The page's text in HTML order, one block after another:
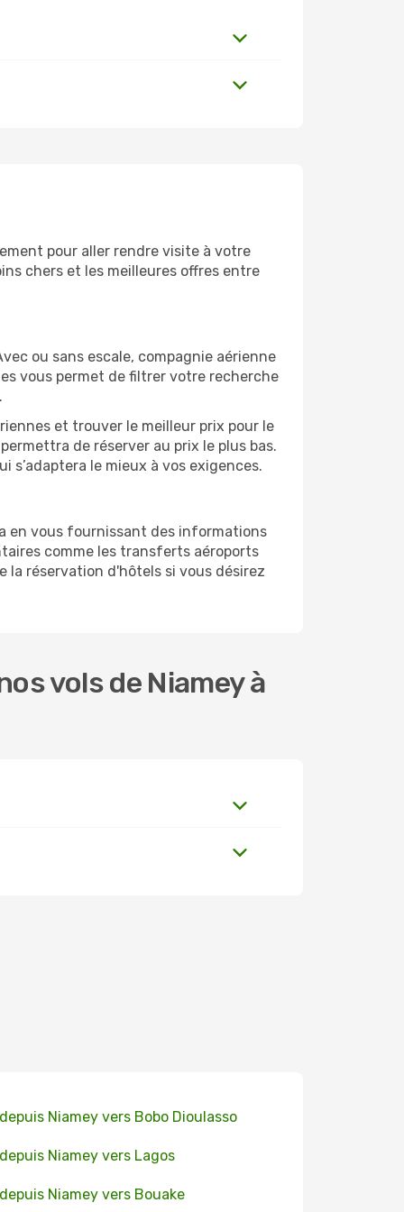
pour aller rendre visite à votre
chers et les meilleures offres entre
ou sans escale, compagnie aérienne
vous permet de filtrer votre recherche
et trouver le meilleur prix pour le
de réserver au prix le plus bas.
s’adaptera le mieux à vos exigences.
en vous fournissant des informations
comme les transferts aéroports
la réservation d'hôtels si vous désirez
vols de Niamey à
Niamey vers Bobo Dioulasso
Niamey vers Lagos
Niamey vers Bouake